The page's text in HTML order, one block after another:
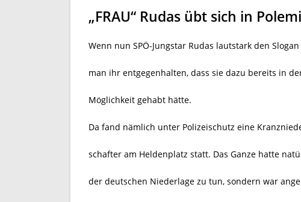
„FRAU“ Rudas übt sich in
Wenn nun SPÖ-Jungstar Rudas lautstark den Slogan
man ihr entgegenhalten, dass sie dazu bereits in
Möglichkeit gehabt hätte.
Da fand nämlich unter Polizeischutz eine
schafter am Heldenplatz statt. Das Ganze hatte
der deutschen Niederlage zu tun, sondern war